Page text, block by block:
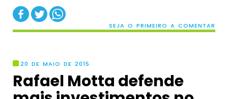
SEJA O PRIMEIRO A COMENTAR
20 DE MAIO DE 2015
Rafael Motta defende